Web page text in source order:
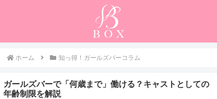
ホーム 知っ得！ガールズバーコラム
ガールズバーで「何歳まで」働ける？キャストとしての
年齢制限を解説